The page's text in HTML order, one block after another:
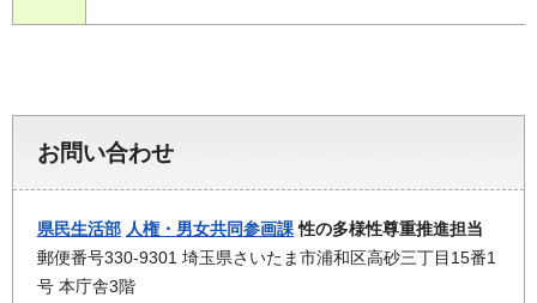
お問い合わせ
県民生活部 人権・男女共同参画課性の多様性尊重推進担当
郵便番号330-9301 埼玉県さいたま市浦和区高砂三丁目15番1
号 本庁舎3階